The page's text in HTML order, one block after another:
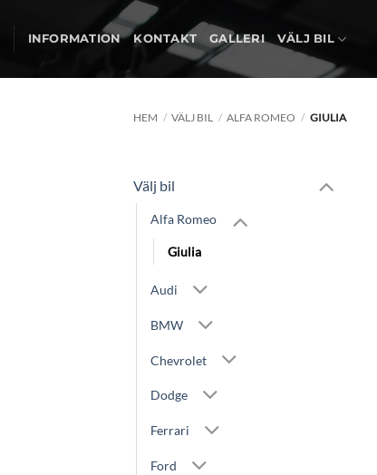
content
INFORMATION KONTAKT GALLERI VÄLJ BIL
HEM / VÄLJ BIL / ALFA ROMEO / GIULIA
Välj bil
Alfa Romeo
Giulia
Audi
BMW
Chevrolet
Dodge
Ferrari
Ford